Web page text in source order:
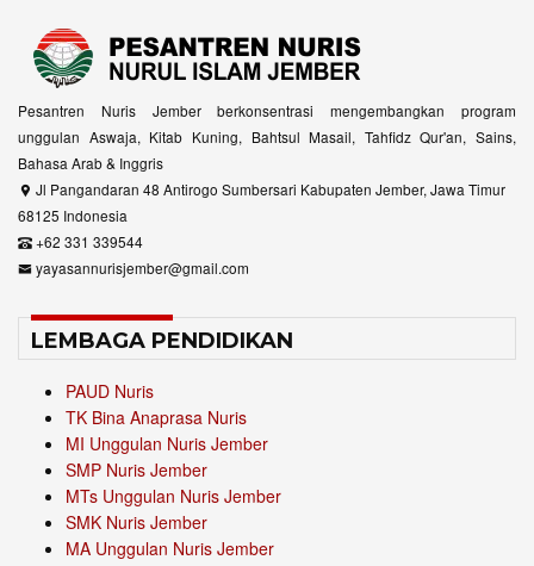
Pesantren Nuris Jember berkonsentrasi mengembangkan program
unggulan Aswaja, Kitab Kuning, Bahtsul Masail, Tahfidz Qur'an, Sains,
Bahasa Arab & Inggris
Jl Pangandaran 48 Antirogo Sumbersari Kabupaten Jember, Jawa Timur
68125 Indonesia
+62 331 339544
yayasannurisjember@gmail.com
LEMBAGA PENDIDIKAN
PAUD Nuris
TK Bina Anaprasa Nuris
MI Unggulan Nuris Jember
SMP Nuris Jember
MTs Unggulan Nuris Jember
SMK Nuris Jember
MA Unggulan Nuris Jember